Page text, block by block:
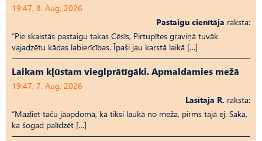
19:47, 8. Aug, 2026
Pastaigu cienītāja raksta:
“Pie skaistās pastaigu takas Cēsīs, Pirtupītes graviņā tuvāk
vajadzētu kādas labierīcības. Īpaši jau karstā laikā […]
Laikam kļūstam vieglprātīgāki. Apmaldamies mežā
19:47, 7. Aug, 2026
Lasītāja R. raksta:
“Mazliet taču jāapdomā, kā tiksi laukā no meža, pirms tajā ej. Saka,
ka šogad palīdzēt […]